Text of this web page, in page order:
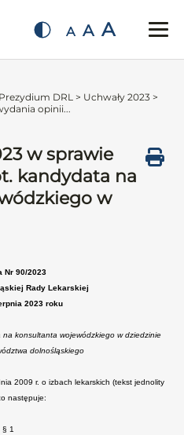
A A A
DRL > Uchwały 2023 >
opinii...
w sprawie
kandydata na
w
Nr 90/2023
Rady Lekarskiej
2023 roku
konsultanta wojewódzkiego w dziedzinie
dolnośląskiego
2009 r. o izbach lekarskich (tekst jednolity
następuje:
§ 1